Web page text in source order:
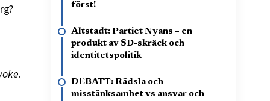
.
först!
Altstadt: Partiet Nyans – en
produkt av SD-skräck och
identitetspolitik
DEBATT: Rädsla och
misstänksamhet vs ansvar och